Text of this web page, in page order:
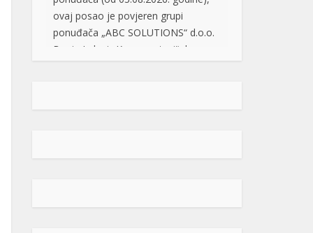
Banja Luka, firmama koje […]
Preminuo Drago Galić: Euroherc se
oprašta od jednog od svojih
Drago Galić iz Širokog
dugogodišnji rukovodioca u sektoru
dio života proveo je u Širokom